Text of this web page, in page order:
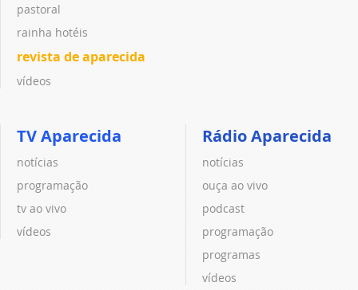
pastoral
rainha hotéis
revista de aparecida
vídeos
TV Aparecida
notícias
programação
tv ao vivo
vídeos
Rádio Aparecida
notícias
ouça ao vivo
podcast
programação
programas
vídeos